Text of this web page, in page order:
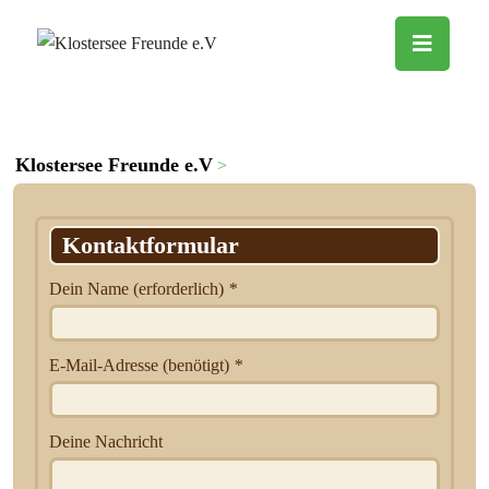
Klostersee Freunde e.V >
Kontaktformular
Dein Name (erforderlich) *
E-Mail-Adresse (benötigt) *
Deine Nachricht